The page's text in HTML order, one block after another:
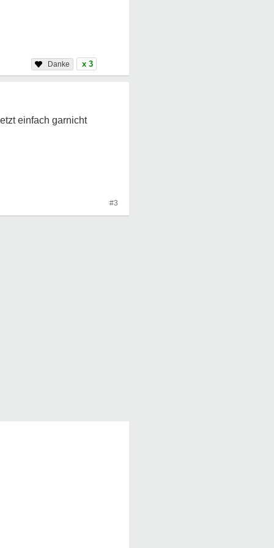
x 3
einfach garnicht
#3